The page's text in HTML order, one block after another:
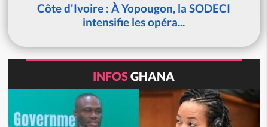
Côte d'Ivoire : À Yopougon, la SODECI
intensifie les opéra...
INFOSGHANA